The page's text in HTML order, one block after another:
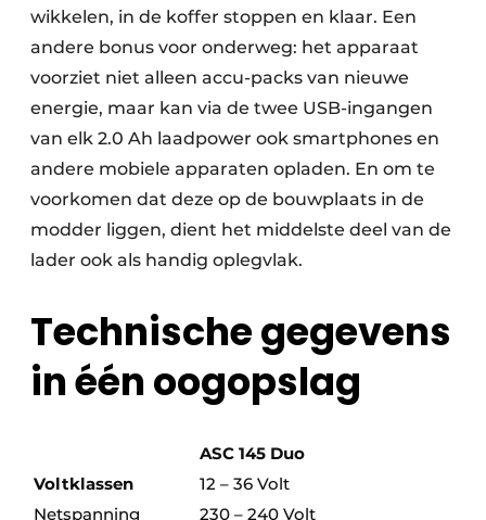
wikkelen, in de koffer stoppen en klaar. Een
andere bonus voor onderweg: het apparaat
voorziet niet alleen accu-packs van nieuwe
energie, maar kan via de twee USB-ingangen
van elk 2.0 Ah laadpower ook smartphones en
andere mobiele apparaten opladen. En om te
voorkomen dat deze op de bouwplaats in de
modder liggen, dient het middelste deel van de
lader ook als handig oplegvlak.
Technische gegevens
in één oogopslag
ASC 145 Duo
Voltklassen
12 – 36 Volt
Netspanning
230 – 240 Volt